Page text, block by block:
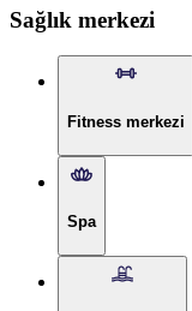
Sağlık merkezi
Fitness merkezi
Spa